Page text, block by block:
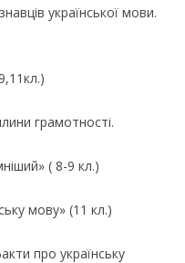
української мови.
грамотності.
( 8-9 кл.)
мову» (11 кл.)
про українську